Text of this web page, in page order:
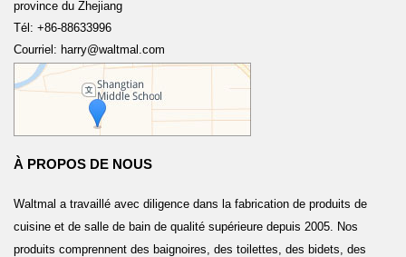
province du Zhejiang
Tél: +86-88633996
Courriel: harry@waltmal.com
À PROPOS DE NOUS
Waltmal a travaillé avec diligence dans la fabrication de produits de
cuisine et de salle de bain de qualité supérieure depuis 2005. Nos
produits comprennent des baignoires, des toilettes, des bidets, des